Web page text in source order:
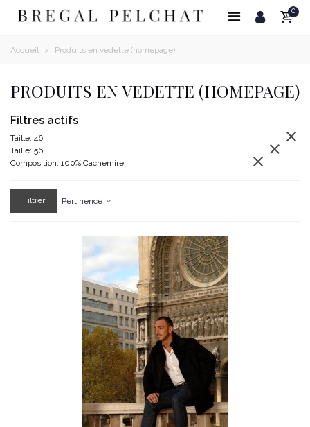
0
Accueil > Produits en vedette (homepage)
PRODUITS EN VEDETTE (HOMEPAGE)
Filtres actifs
Taille: 46 
Taille: 56 
Composition: 100% Cachemire 
Filtrer Pertinence